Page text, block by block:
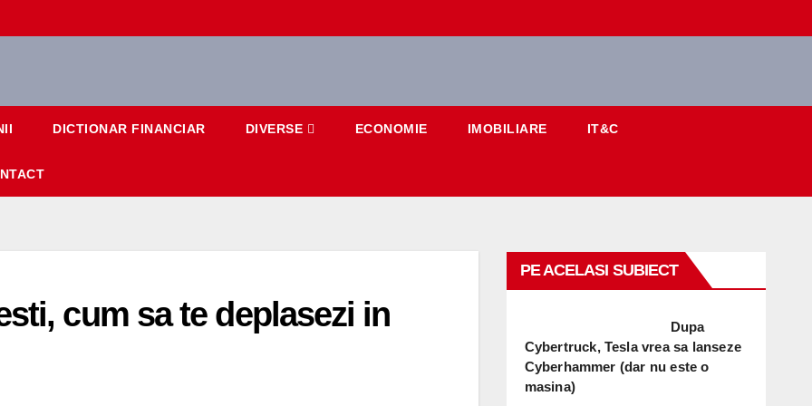
DICTIONAR FINANCIAR DIVERSE ECONOMIE IMOBILIARE IT&C
cum sa te deplasezi in
PE ACELASI SUBIECT
Dupa
Cybertruck, Tesla vrea sa lanseze
Cyberhammer (dar nu este o
masina)